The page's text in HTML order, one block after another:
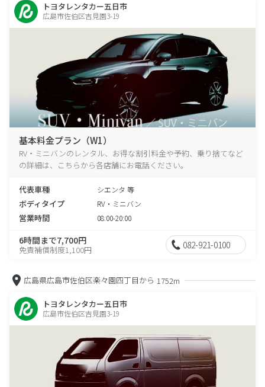
トヨタレンタカー五日市
広島市佐伯区吉見園3-19
基本料金プラン（W1）
RV・ミニバンのレンタル、お得な割引料金や予約、乗り捨てなど
の詳細は、こちらから各店舗にお電話ください。
代表車種 シエンタ 等
ボディタイプ RV・ミニバン
営業時間 08:00-20:00
6時間まで7,700円
免責補償制度1,100円 082-921-0100
広島県広島市佐伯区楽々園四丁目から 1752m
トヨタレンタカー五日市
広島市佐伯区吉見園3-19